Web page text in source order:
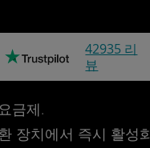
42935 리
뷰
금제.
장치에서 즉시 활성